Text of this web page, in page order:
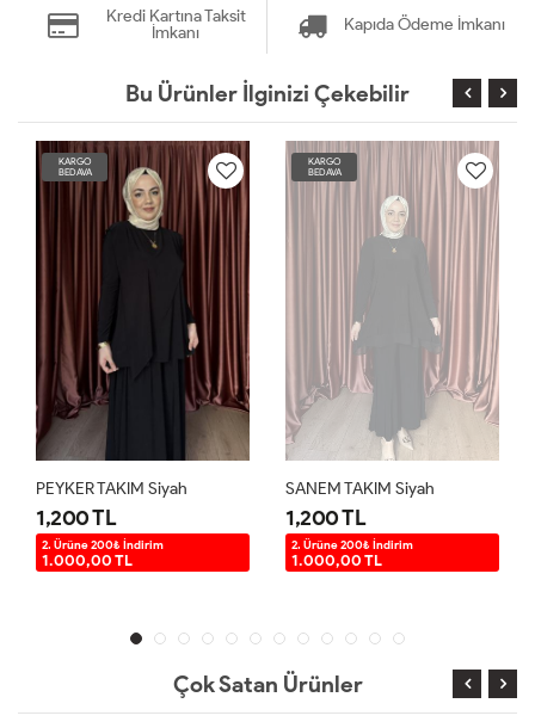
Kredi Kartına Taksit
İmkanı
Kapıda Ödeme İmkanı
Bu Ürünler İlginizi Çekebilir
KARGO
BEDAVA
PEYKER TAKIM Siyah
1,200 TL
2. Ürüne 200₺ İndirim
1.000,00 TL
KARGO
BEDAVA
SANEM TAKIM Siyah
1,200 TL
2. Ürüne 200₺ İndirim
1.000,00 TL
Çok Satan Ürünler